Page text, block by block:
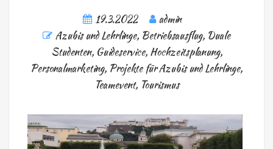
19.3.2022
admin
Azubis und Lehrlinge, Betriebsausflug, Duale
Studenten, Guideservice, Hochzeitsplanung,
Personalmarketing, Projekte für Azubis und Lehrlinge,
Teamevent, Tourismus